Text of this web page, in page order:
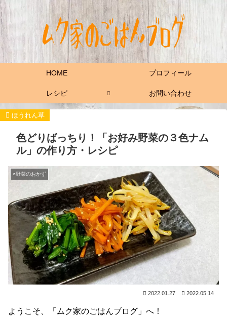
HOME プロフィール
レシピ お問い合わせ
色どりばっちり！「お好み野菜の３色ナム
ル」の作り方・レシピ
○野菜のおかず
2022.01.27 2022.05.14
ようこそ、「ムク家のごはんブログ」へ！
（A)タレ
ほうれん草